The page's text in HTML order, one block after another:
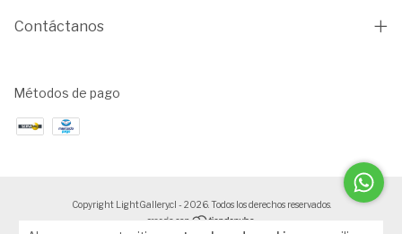
Contáctanos
Métodos de pago
Copyright LightGallery.cl - 2026. Todos los derechos reservados.